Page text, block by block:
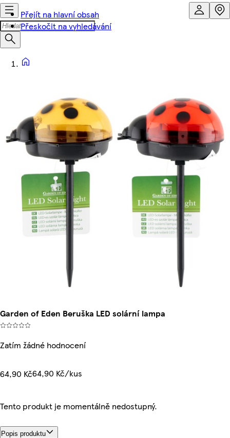
Přejít na hlavní obsah
Přeskočit na vyhledávání
Garden of Eden Beruška LED solární lampa
Zatím žádné hodnocení
64,90 Kč64,90 Kč/kus
Tento produkt je momentálně nedostupný.
Popis produktu